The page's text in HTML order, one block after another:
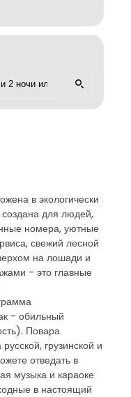
в экологически
для людей,
номера, уютные
свежий лесной
на лошади и
- это главные
- обильный
Повара
грузинской и
отведать в
музыка и караоке
в настоящий